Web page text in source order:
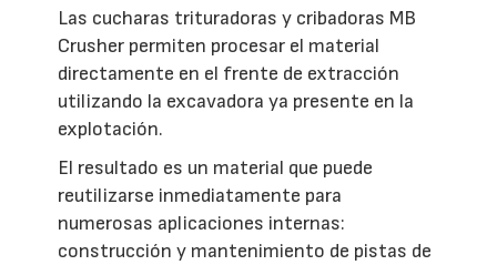
Las cucharas trituradoras y cribadoras MB
Crusher permiten procesar el material
directamente en el frente de extracción
utilizando la excavadora ya presente en la
explotación.
El resultado es un material que puede
reutilizarse inmediatamente para
numerosas aplicaciones internas:
construcción y mantenimiento de pistas de